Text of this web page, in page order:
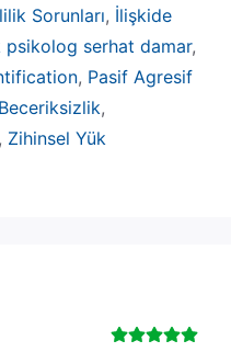
Sorunları, İlişkide
psikolog serhat damar,
, Pasif Agresif
Beceriksizlik,
, Zihinsel Yük